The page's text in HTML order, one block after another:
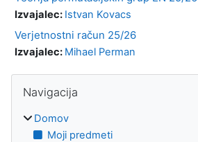
Izvajalec: Istvan Kovacs
Verjetnostni račun 25/26
Izvajalec: Mihael Perman
Bloki
Navigacija
Domov
Moji predmeti